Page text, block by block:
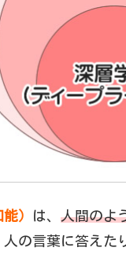
） は、 人間のよ
の言葉に答えた